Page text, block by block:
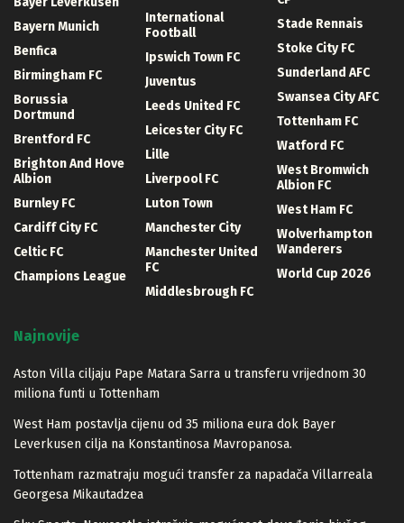
Bayern Munich
Benfica
Birmingham FC
Borussia
Dortmund
Brentford FC
Brighton And Hove
Albion
Burnley FC
Cardiff City FC
Celtic FC
Champions League
International
Football
Ipswich Town FC
Juventus
Leeds United FC
Leicester City FC
Lille
Liverpool FC
Luton Town
Manchester City
Manchester United
FC
Middlesbrough FC
Stade Rennais
Stoke City FC
Sunderland AFC
Swansea City AFC
Tottenham FC
Watford FC
West Bromwich
Albion FC
West Ham FC
Wolverhampton
Wanderers
World Cup 2026
Najnovije
Aston Villa ciljaju Pape Matara Sarra u transferu vrijednom 30
miliona funti u Tottenham
West Ham postavlja cijenu od 35 miliona eura dok Bayer
Leverkusen cilja na Konstantinosa Mavropanosa.
Tottenham razmatraju mogući transfer za napadača Villarreala
Georgesa Mikautadzea